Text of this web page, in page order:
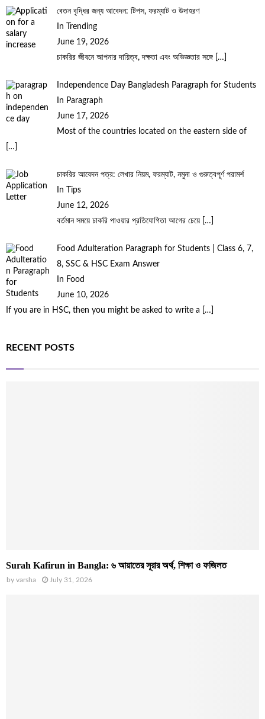
বেতন বৃদ্ধির জন্য আবেদন: টিপস, ফরম্যাট ও উদাহরণ
In Trending
June 19, 2026
চাকরির জীবনে আপনার দায়িত্ব, দক্ষতা এবং অভিজ্ঞতার সঙ্গে […]
Independence Day Bangladesh Paragraph for Students
In Paragraph
June 17, 2026
Most of the countries located on the eastern side of
[…]
চাকরির আবেদন পত্র: লেখার নিয়ম, ফরম্যাট, নমুনা ও গুরুত্বপূর্ণ পরামর্শ
In Tips
June 12, 2026
বর্তমান সময়ে চাকরি পাওয়ার প্রতিযোগিতা আগের চেয়ে […]
Food Adulteration Paragraph for Students | Class 6, 7,
8, SSC & HSC Exam Answer
In Food
June 10, 2026
If you are in HSC, then you might be asked to write a
[…]
RECENT POSTS
Surah Kafirun in Bangla: ৬ আয়াতের সূরার অর্থ, শিক্ষা ও ফজিলত
by varsha July 31, 2026